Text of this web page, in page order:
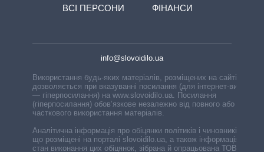
ВСІ ПЕРСОНИ
ФІНАНСИ
info@slovoidilo.ua
Використання будь-яких матеріалів, розміщених на сайті,
дозволяється при вказуванні посилання (для інтернет-видань
— гіперпосилання) на www.slovoidilo.ua. Посилання
(гіперпосилання) обов’язкове незалежно від повного або
часткового використання матеріалів.
Аналітична інформація про обіцянки політиків і чиновників,
що розміщені на порталі slovoidilo.ua, а також інформація про
стан виконання цих обіцянок, зібрана й опрацьована ТОВ «ІА